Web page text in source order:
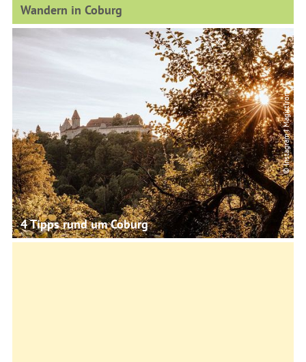
Wandern in Coburg
4 Tipps rund um Coburg
© Instagram I Magictiron